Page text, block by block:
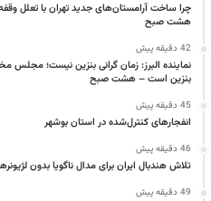
چرا ساخت آرامستان‌های جدید تهران با تعلل
هشت صبح
42 دقیقه پیش
نماینده البرز: زمان گرانی بنزین نیست؛ مجلس
بنزین است – هشت صبح
45 دقیقه پیش
انفجارهای کنترل‌شده در استان بوشهر
46 دقیقه پیش
تلاش هندبال ایران برای مدال ناگویا بدون
49 دقیقه پیش